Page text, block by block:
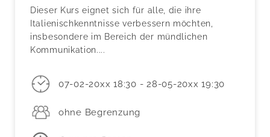
Dieser Kurs eignet sich für alle, die ihre
Italienischkenntnisse verbessern möchten,
insbesondere im Bereich der mündlichen
Kommunikation....
07-02-20xx 18:30 - 28-05-20xx 19:30
ohne Begrenzung